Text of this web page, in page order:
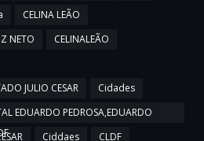
CELINA LEÃO
NETO
CELINALEÃO
JULIO CESAR
Cidades
EDUARDO PEDROSA,EDUARDO
Ciddaes
CLDF